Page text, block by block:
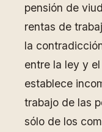
pensión de
rentas de
la
entre la ley y
establece
trabajo de las
sólo de los